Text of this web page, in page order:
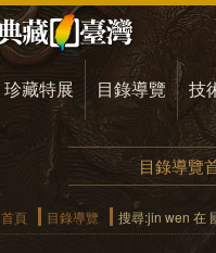
珍藏特展 目錄導覽 技
目錄導覽
首頁 目錄導覽 搜尋:jin wen 在